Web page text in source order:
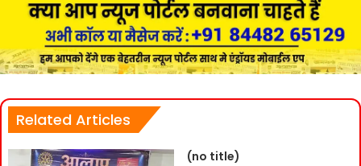
Related Articles
(no title)